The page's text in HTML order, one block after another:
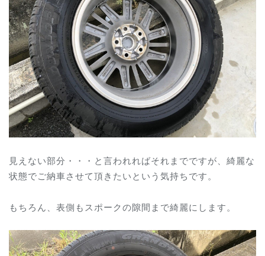
見えない部分・・・と言われればそれまでですが、綺麗な
状態でご納車させて頂きたいという気持ちです。
もちろん、表側もスポークの隙間まで綺麗にします。